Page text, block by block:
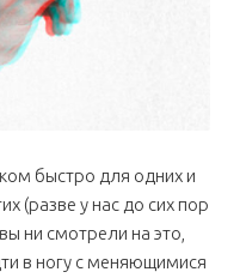
быстро для одних и
(разве у нас до сих пор
ни смотрели на это,
в ногу с меняющимися